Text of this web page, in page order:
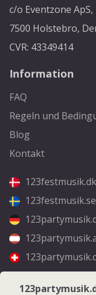
c/o Eventzone
7500 Holstebro,
CVR: 43349414
Information
FAQ
Regeln und
Blog
Kontakt
123festmusik.dk
123festmusik.se
Folgen Sie uns